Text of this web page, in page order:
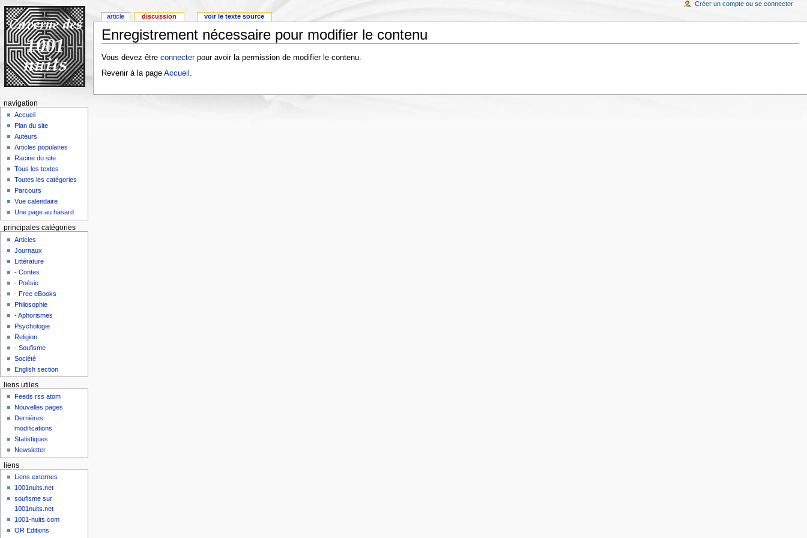
Enregistrement nécessaire pour modifier le contenu
Vous devez être connecterpour avoir la permission de modifier le contenu.
Revenir à la page Accueil
article discussion voir le texte source
Créer un compte ou se connecter
navigation
Accueil
Plan du site
Auteurs
Articles populaires
Racine du site
Tous les textes
Toutes les catégories
Parcours
Vue calendaire
Une page au hasard
principales catégories
Articles
Journaux
Littérature
- Contes
- Poésie
- Free eBooks
Philosophie
- Aphorismes
Psychologie
Religion
- Soufisme
Société
English section
liens utiles
Feeds rss atom
Nouvelles pages
Dernières
modifications
Statistiques
Newsletter
liens
Liens externes
1001nuits.net
soufisme sur
1001nuits.net
1001-nuits.com
OR Editions